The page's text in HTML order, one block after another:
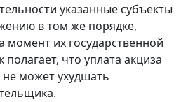
указанные субъекты
в том же порядке,
момент их государственной
что уплата акциза
не может ухудшать